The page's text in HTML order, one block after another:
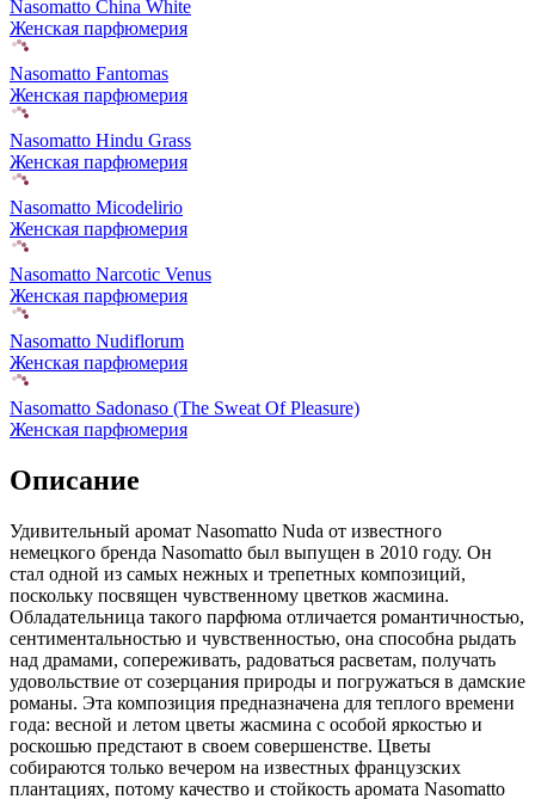
Nasomatto China White
Женская парфюмерия
Nasomatto Fantomas
Женская парфюмерия
Nasomatto Hindu Grass
Женская парфюмерия
Nasomatto Micodelirio
Женская парфюмерия
Nasomatto Narcotic Venus
Женская парфюмерия
Nasomatto Nudiflorum
Женская парфюмерия
Nasomatto Sadonaso (The Sweat Of Pleasure)
Женская парфюмерия
Описание
Удивительный аромат Nasomatto Nuda от известного
немецкого бренда Nasomatto был выпущен в 2010 году. Он
стал одной из самых нежных и трепетных композиций,
поскольку посвящен чувственному цветков жасмина.
Обладательница такого парфюма отличается романтичностью,
сентиментальностью и чувственностью, она способна рыдать
над драмами, сопереживать, радоваться расветам, получать
удовольствие от созерцания природы и погружаться в дамские
романы. Эта композиция предназначена для теплого времени
года: весной и летом цветы жасмина с особой яркостью и
роскошью предстают в своем совершенстве. Цветы
собираются только вечером на известных французских
плантациях, потому качество и стойкость аромата Nasomatto